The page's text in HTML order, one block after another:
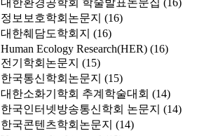
대한환경공학회 학술발표논문집 (16)
정보보호학회논문지 (16)
대한췌담도학회지 (16)
Human Ecology Research(HER) (16)
전기학회논문지 (15)
한국통신학회논문지 (15)
대한소화기학회 추계학술대회 (14)
한국인터넷방송통신학회 논문지 (14)
한국콘텐츠학회논문지 (14)